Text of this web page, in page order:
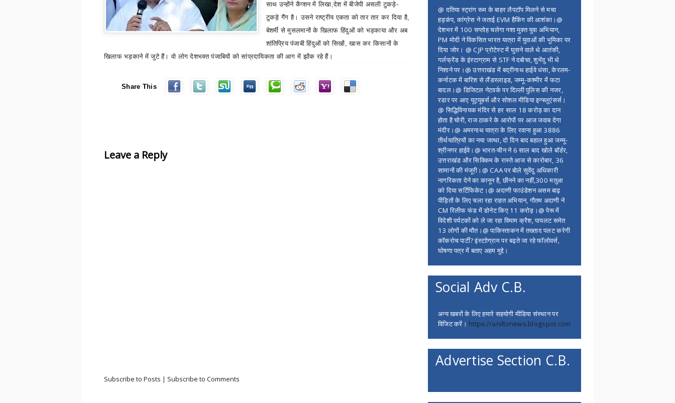
साथ उन्होंने कैप्शन में लिखा,देश में बीजेपी असली टुकड़े-
टुकड़े गैंग है। उसने राष्ट्रीय एकता को तार तार कर दिया है,
बेशर्मी से मुसलमानों के खिलाफ हिंदुओं को भड़काया और अब
शांतिप्रिय पंजाबी हिंदुओं को सिखों,खास कर किसानों के
खिलाफ भड़काने में जुटे हैं। वो लोग देशभक्त पंजाबियों को सांप्रदायिकता की आग में झोंक रहे हैं।
Share This
Leave a Reply
Subscribe to Posts | Subscribe to Comments
@ दतिया स्ट्रांग रूम के बाहर लैपटॉप मिलने से मचा
हड़कंप, कांग्रेस ने जताई EVM हैकिंग की आशंका।@
देशभर में 100 सप्ताेह चलेगा नशा मुक्त युवा अभियान,
PM मोदी ने विकसित भारत यात्रा में युवाओं की भूमिका पर
दिया जोर। @ CJP प्रोटेस्ट में घुसने वाले थे आतंकी,
गर्लफ्रेंड के इंस्टाग्राम से STF ने दबोचा, शुभेंदु भी थे
निशाने पर।@ उत्तराखंड में बद्रीनाथ हाईवे धंसा, केरलम-
कर्नाटक में बारिश से लैंडस्लाइड, जम्मू-कश्मीर में फटा
बादल।@ डिजिटल नेटवर्क पर दिल्ली पुलिस की नजर,
रडार पर आए यूट्यूबर्स और सोशल मीडिया इन्फ्लुएंसर्स।
@ सिद्धिविनायक मंदिर से हर साल 18 करोड़ का दान
होता है चोरी, राज ठाकरे के आरोपों पर आज जवाब देगा
मंदीर।@ अमरनाथ यात्रा के लिए रवाना हुआ 3886
तीर्थयात्रियों का नया जत्था, दो दिन बाद बहाल हुआ जम्मू-
श्रीनगर हाईवे।@ भारत-चीन ने 6 साल बाद खोले बॉर्डर,
उत्तराखंड और सिक्किम के रास्ते आज से कारोबार, 36
सामानों की मंजूरी।@ CAA पर बोले सुवेंदु अधिकारी
नागरिकता देने का कानून है, छीनने का नहीं,300 मतुआ
को दिया सर्टिफिकेट।@ अदाणी फाउंडेशन असम बाढ़
पीड़ितों के लिए चला रहा राहत अभियान, गौतम अदाणी ने
CM रिलीफ फंड में डोनेट किए 11 करोड़।@ पेरू में
विदेशी पर्यटकों को ले जा रहा विमाम क्रैश, पायलट समेत
13 लोगों की मौत।@ पाकिस्ताकन में तख्ताद पलट करेगी
कॉकरोच पार्टी? इंस्टाोग्राम पर बढ़ते जा रहे फॉलोवर्स,
घोषणा पत्र में बताए अहम मुद्दे।
Social Adv C.B.
अन्य खबरों के लिए हमारे सहयोगी मीडिया संस्थान पर
विजिट करें। https://aniltvnews.blogspot.com
Advertise Section C.B.